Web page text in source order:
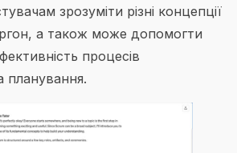
зрозуміти різні концепції
а також може допомогти
процесів
планування.